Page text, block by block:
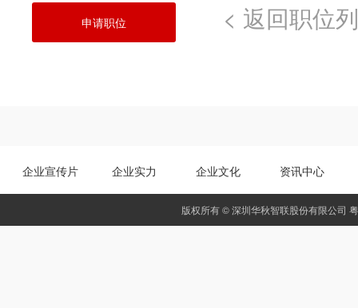
申请职位 < 返回职位
企业宣传片 企业实力 企业文化 资讯中心
版权所有 © 深圳华秋智联股份有限公司